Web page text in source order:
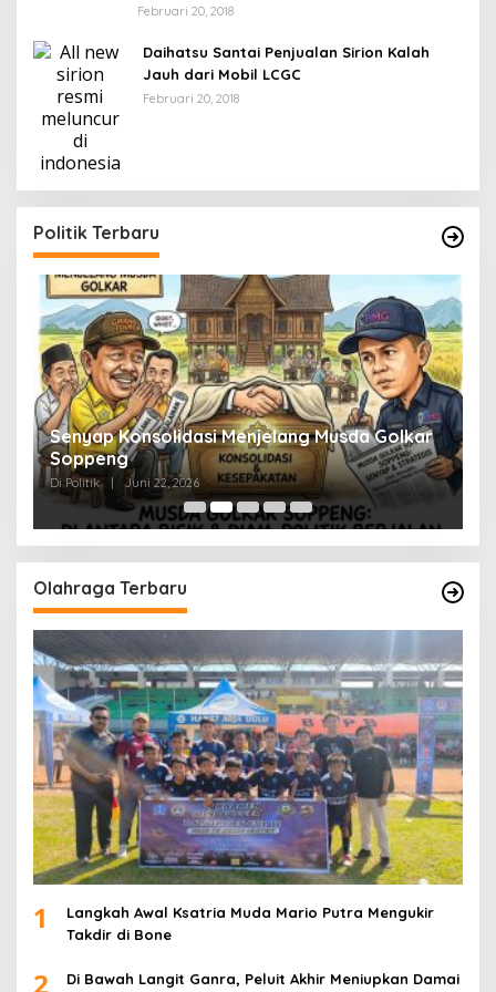
Februari 20, 2018
Daihatsu Santai Penjualan Sirion Kalah
Jauh dari Mobil LCGC
Februari 20, 2018
Politik Terbaru
Senyap Konsolidasi Menjelang Musda Golkar
Soppeng
Di Politik | Juni 22, 2026
Olahraga Terbaru
1
Langkah Awal Ksatria Muda Mario Putra Mengukir
Takdir di Bone
2 Di Bawah Langit Ganra, Peluit Akhir Meniupkan Damai